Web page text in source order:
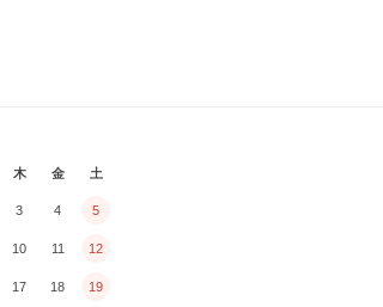
木 金 土
3 4 5
10 11 12
17 18 19